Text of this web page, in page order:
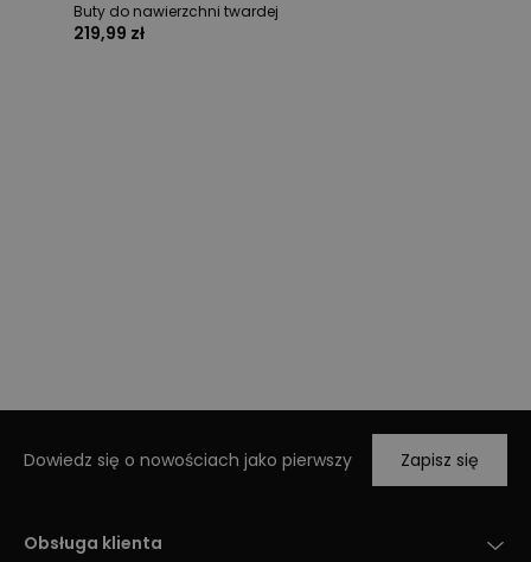
Buty do nawierzchni twardej
219,99 zł
Dowiedz się o nowościach jako pierwszy Zapisz się
Obsługa klienta